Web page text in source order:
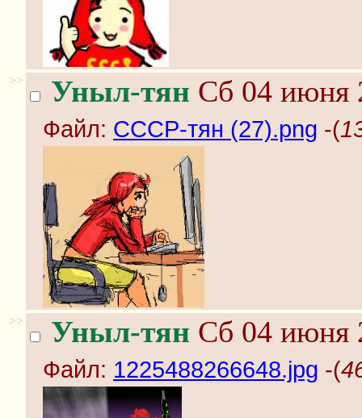
>> Уныл-тян Сб 04 июня
Файл: СССР-тян (27).png -(
>> Уныл-тян Сб 04 июня
Файл: 1225488266648.jpg -(